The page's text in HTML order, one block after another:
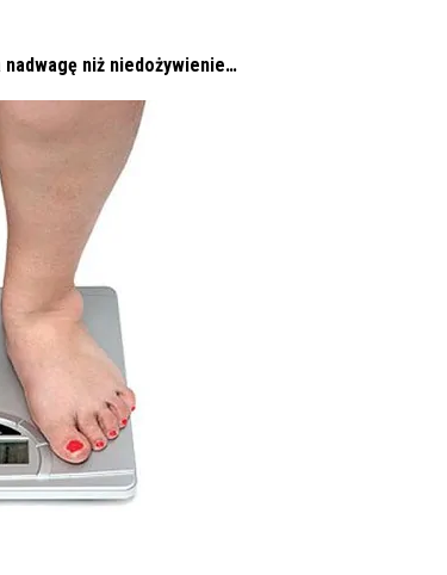
niż niedożywienie…